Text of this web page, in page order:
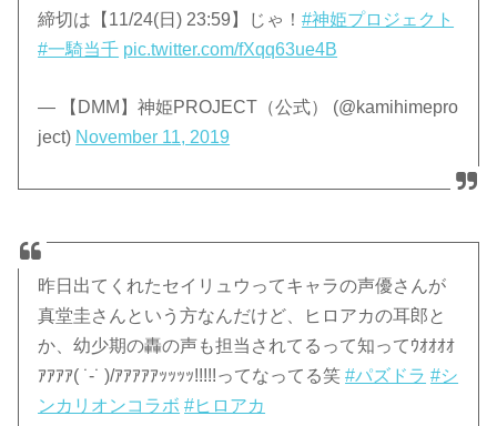
締切は【11/24(日) 23:59】じゃ！#神姫プロジェクト
#一騎当千 pic.twitter.com/fXqq63ue4B
— 【DMM】神姫PROJECT（公式） (@kamihimepro
ject) November 11, 2019
昨日出てくれたセイリュウってキャラの声優さんが
真堂圭さんという方なんだけど、ヒロアカの耳郎と
か、幼少期の轟の声も担当されてるって知ってｳｵｵｵｵ
ｱｱｱｱ( ˙-˙ )/ｱｱｱｱｱｯｯｯｯ!!!!!ってなってる笑#パズドラ #シ
ンカリオンコラボ #ヒロアカ